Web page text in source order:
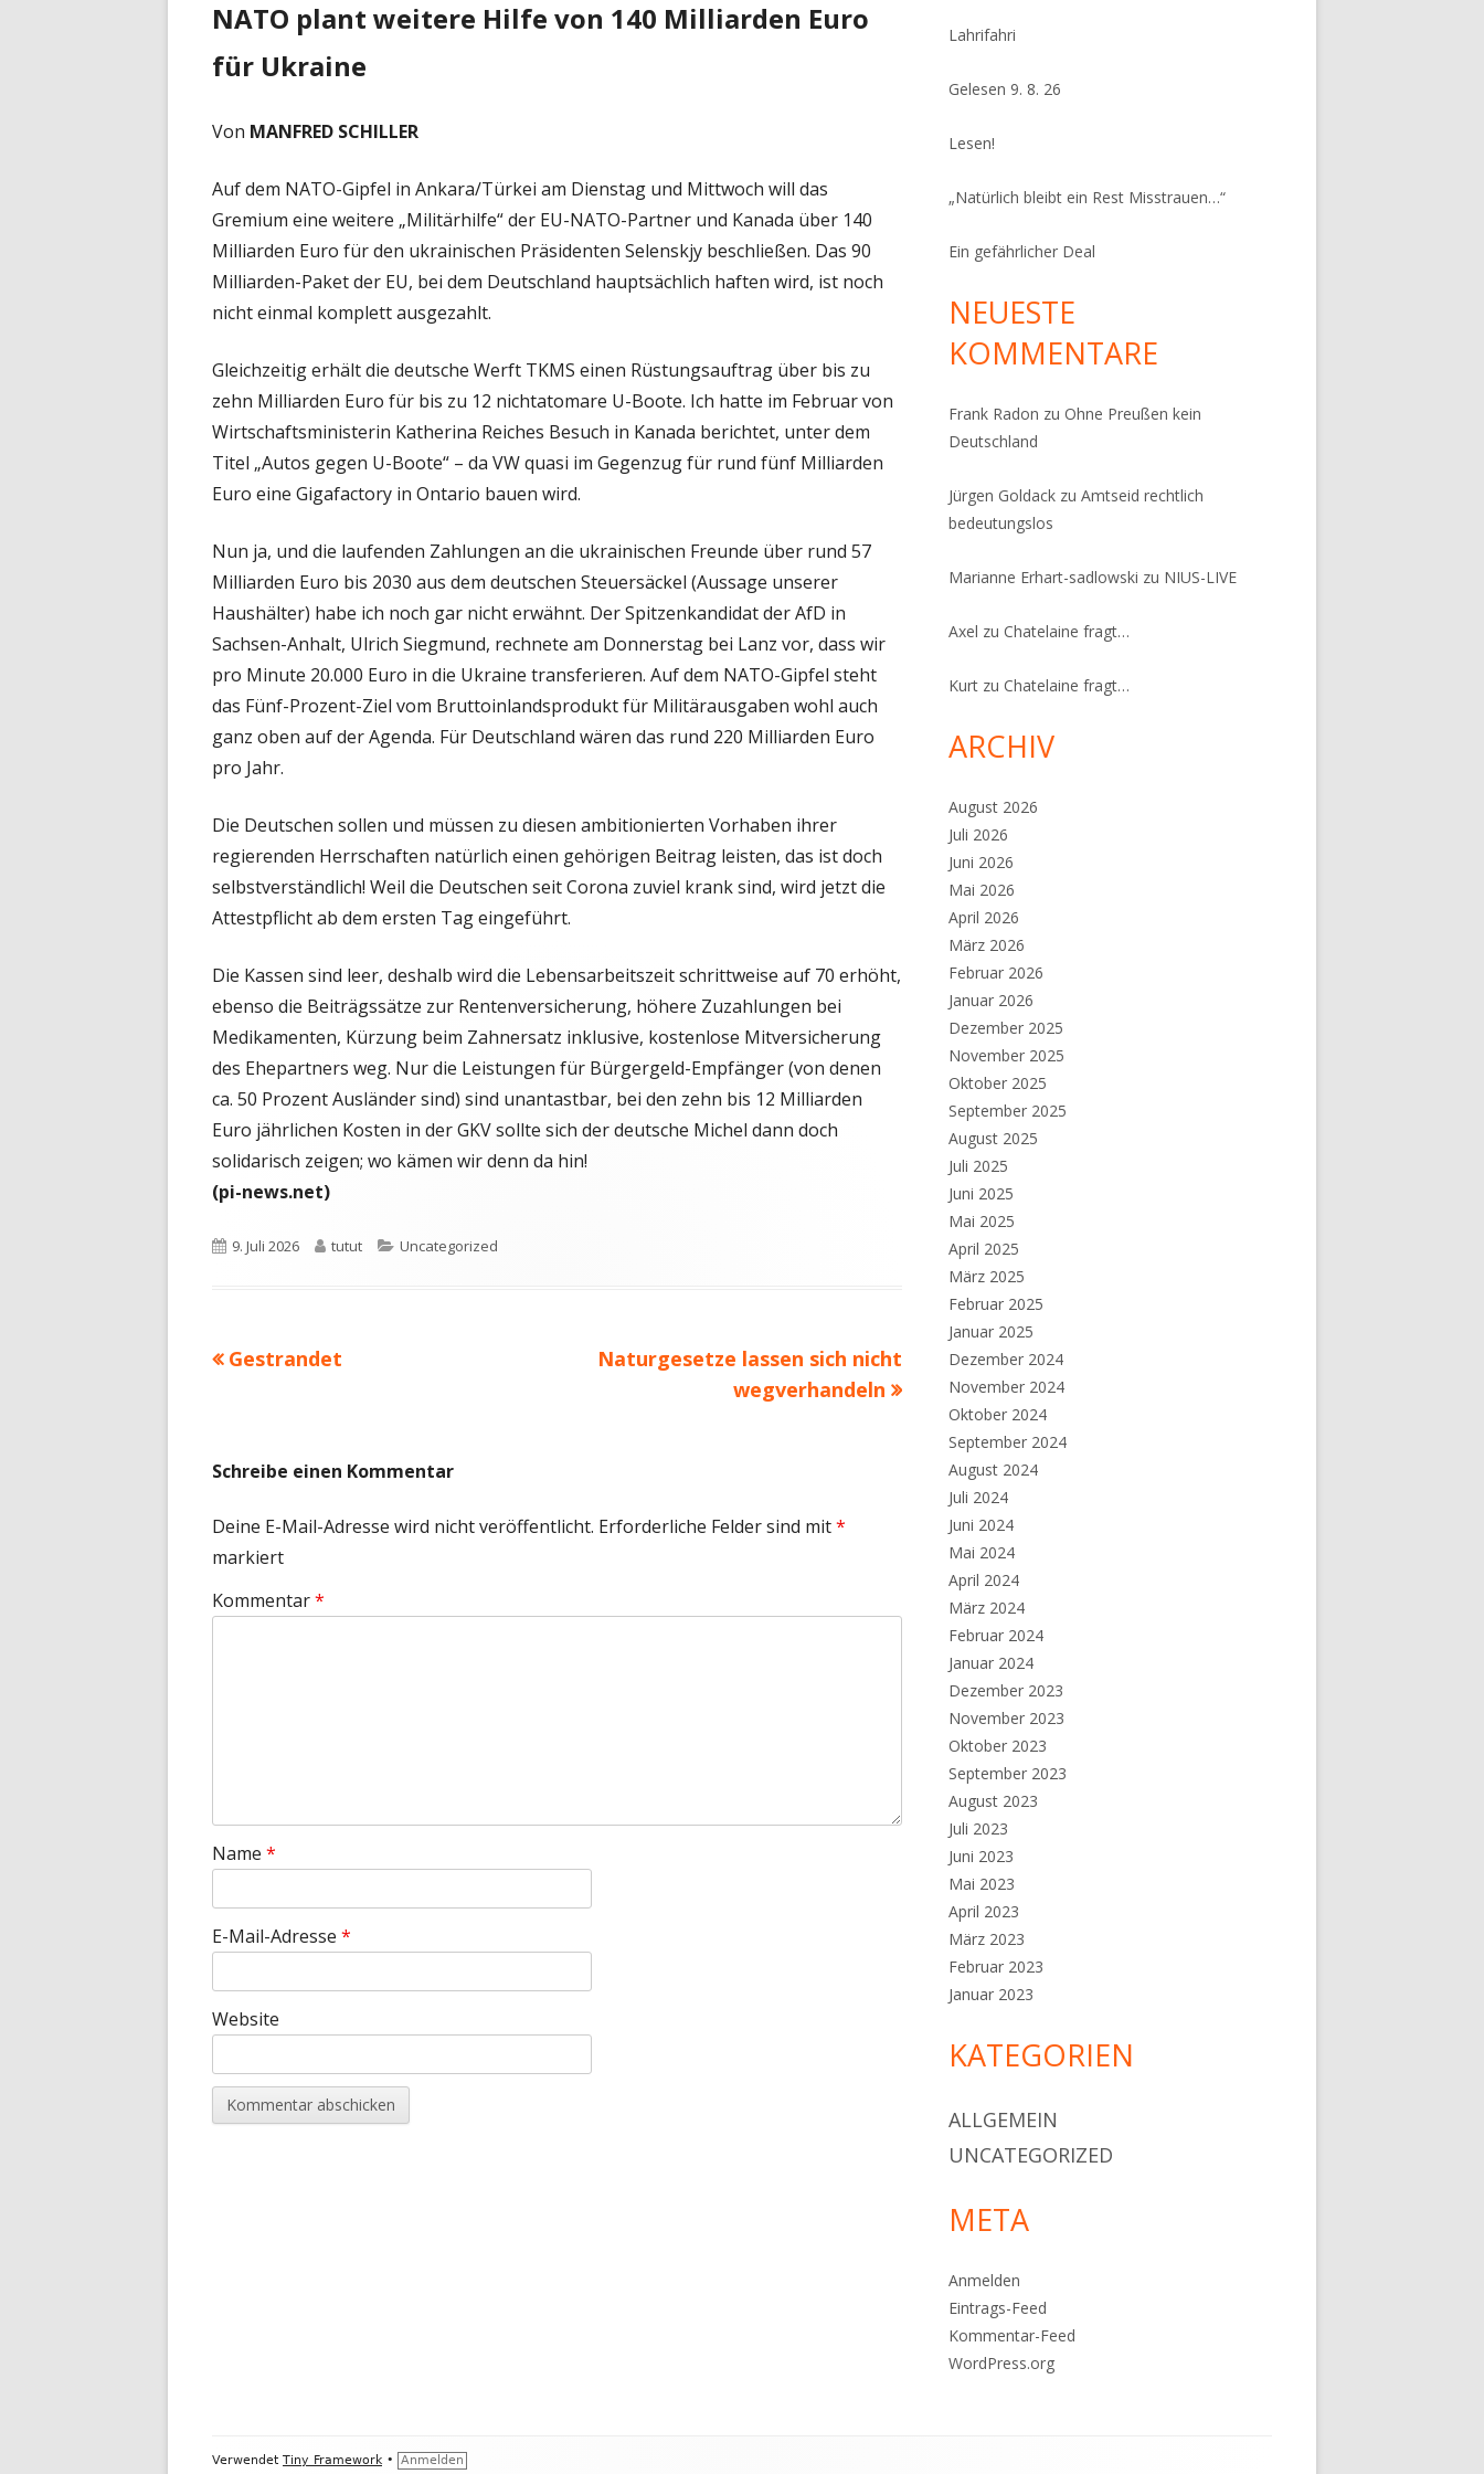
NATO plant weitere Hilfe von 140 Milliarden Euro
für Ukraine
Von MANFRED SCHILLER
Auf dem NATO-Gipfel in Ankara/Türkei am Dienstag und Mittwoch will das
Gremium eine weitere „Militärhilfe“ der EU-NATO-Partner und Kanada über 140
Milliarden Euro für den ukrainischen Präsidenten Selenskjy beschließen. Das 90
Milliarden-Paket der EU, bei dem Deutschland hauptsächlich haften wird, ist noch
nicht einmal komplett ausgezahlt.
Gleichzeitig erhält die deutsche Werft TKMS einen Rüstungsauftrag über bis zu
zehn Milliarden Euro für bis zu 12 nichtatomare U-Boote. Ich hatte im Februar von
Wirtschaftsministerin Katherina Reiches Besuch in Kanada berichtet, unter dem
Titel „Autos gegen U-Boote“ – da VW quasi im Gegenzug für rund fünf Milliarden
Euro eine Gigafactory in Ontario bauen wird.
Nun ja, und die laufenden Zahlungen an die ukrainischen Freunde über rund 57
Milliarden Euro bis 2030 aus dem deutschen Steuersäckel (Aussage unserer
Haushälter) habe ich noch gar nicht erwähnt. Der Spitzenkandidat der AfD in
Sachsen-Anhalt, Ulrich Siegmund, rechnete am Donnerstag bei Lanz vor, dass wir
pro Minute 20.000 Euro in die Ukraine transferieren. Auf dem NATO-Gipfel steht
das Fünf-Prozent-Ziel vom Bruttoinlandsprodukt für Militärausgaben wohl auch
ganz oben auf der Agenda. Für Deutschland wären das rund 220 Milliarden Euro
pro Jahr.
Die Deutschen sollen und müssen zu diesen ambitionierten Vorhaben ihrer
regierenden Herrschaften natürlich einen gehörigen Beitrag leisten, das ist doch
selbstverständlich! Weil die Deutschen seit Corona zuviel krank sind, wird jetzt die
Attestpflicht ab dem ersten Tag eingeführt.
Die Kassen sind leer, deshalb wird die Lebensarbeitszeit schrittweise auf 70 erhöht,
ebenso die Beiträgssätze zur Rentenversicherung, höhere Zuzahlungen bei
Medikamenten, Kürzung beim Zahnersatz inklusive, kostenlose Mitversicherung
des Ehepartners weg. Nur die Leistungen für Bürgergeld-Empfänger (von denen
ca. 50 Prozent Ausländer sind) sind unantastbar, bei den zehn bis 12 Milliarden
Euro jährlichen Kosten in der GKV sollte sich der deutsche Michel dann doch
solidarisch zeigen; wo kämen wir denn da hin!
(pi-news.net)
Veröffentlicht
9. Juli 2026 Autor
tutut Kategorien
Uncategorized
Beitragsnavigation
Vorheriger
Gestrandet
Nächster
Naturgesetze lassen sich nicht
wegverhandeln
Schreibe einen Kommentar
Deine E-Mail-Adresse wird nicht veröffentlicht. Erforderliche Felder sind mit*
markiert
Kommentar*
Name *
E-Mail-Adresse *
Website
Lahrifahri
Gelesen 9. 8. 26
Lesen!
„Natürlich bleibt ein Rest Misstrauen…“
Ein gefährlicher Deal
NEUESTE
KOMMENTARE
Frank Radon zuOhne Preußen kein
Deutschland
Jürgen Goldack zuAmtseid rechtlich
bedeutungslos
Marianne Erhart-sadlowski zu NIUS-LIVE
Axel zuChatelaine fragt…
Kurt zuChatelaine fragt…
ARCHIV
August 2026
Juli 2026
Juni 2026
Mai 2026
April 2026
März 2026
Februar 2026
Januar 2026
Dezember 2025
November 2025
Oktober 2025
September 2025
August 2025
Juli 2025
Juni 2025
Mai 2025
April 2025
März 2025
Februar 2025
Januar 2025
Dezember 2024
November 2024
Oktober 2024
September 2024
August 2024
Juli 2024
Juni 2024
Mai 2024
April 2024
März 2024
Februar 2024
Januar 2024
Dezember 2023
November 2023
Oktober 2023
September 2023
August 2023
Juli 2023
Juni 2023
Mai 2023
April 2023
März 2023
Februar 2023
Januar 2023
KATEGORIEN
ALLGEMEIN
UNCATEGORIZED
META
Anmelden
Eintrags-Feed
Kommentar-Feed
WordPress.org
Footer
Verwendet Tiny Framework • Anmelden